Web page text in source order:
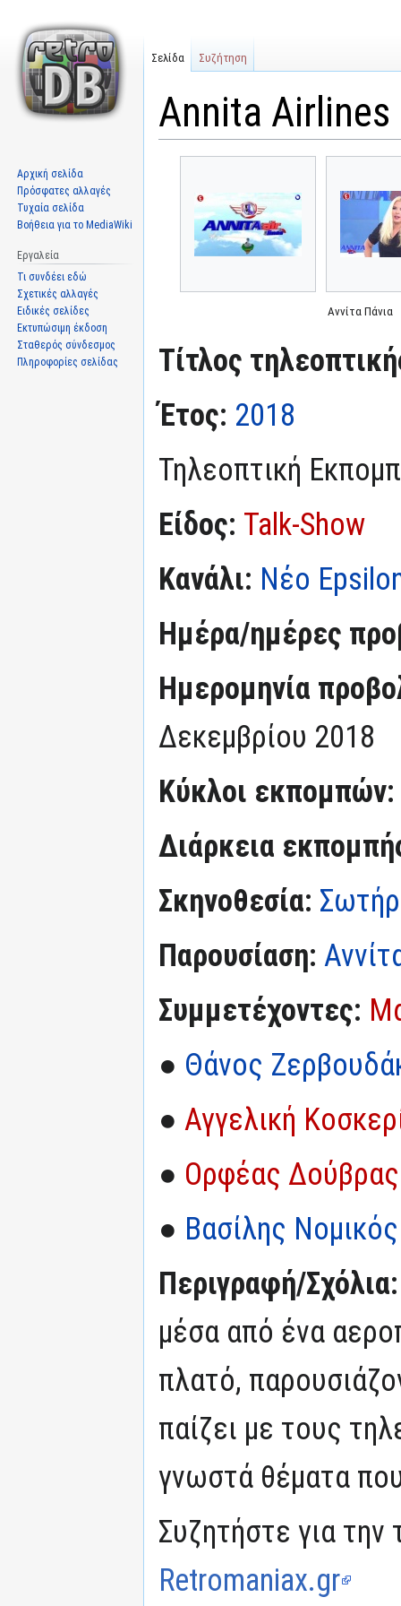
Annita Airlines
πλοήγηση
αναζήτηση
Αννίτα Πάνια
Τίτλος
Έτος: 2018
Τηλεοπτική
Είδος: Talk-Show
Κανάλι: Νέο
Ημέρα/ημέρες
Ημερομηνία
Δεκεμβρίου 2018
Κύκλοι εκπομπών:
Διάρκεια
Σκηνοθεσία:
Παρουσίαση:
Συμμετέχοντες:
● Θάνος
● Αγγελική
● Ορφέας Δούβρας
● Βασίλης Νομικός
Περιγραφή/
μέσα από ένα
πλατό,
παίζει με τους
γνωστά θέματα
Συζητήστε για την
Retromaniax.gr
Σελίδα Συζήτηση
Αρχική σελίδα
Πρόσφατες αλλαγές
Τυχαία σελίδα
Βοήθεια για το MediaWiki
Εργαλεία
Τι συνδέει εδώ
Σχετικές αλλαγές
Ειδικές σελίδες
Εκτυπώσιμη έκδοση
Σταθερός σύνδεσμος
Πληροφορίες σελίδας